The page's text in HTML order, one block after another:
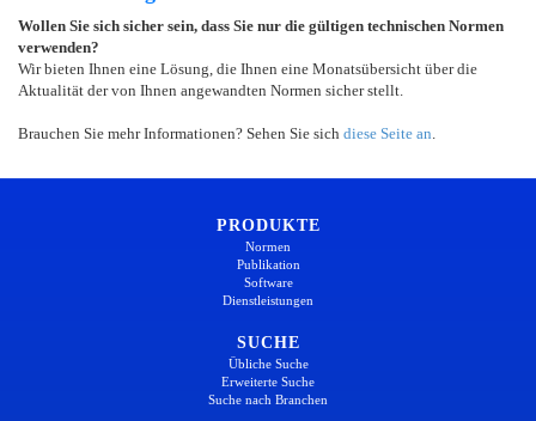
Wollen Sie sich sicher sein, dass Sie nur die gültigen technischen Normen
verwenden?
Wir bieten Ihnen eine Lösung, die Ihnen eine Monatsübersicht über die
Aktualität der von Ihnen angewandten Normen sicher stellt.
Brauchen Sie mehr Informationen? Sehen Sie sich diese Seite an
PRODUKTE
Normen
Publikation
Software
Dienstleistungen
SUCHE
Übliche Suche
Erweiterte Suche
Suche nach Branchen